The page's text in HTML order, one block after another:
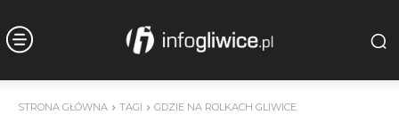
STRONA GŁÓWNA TAGI GDZIE NA ROLKACH GLIWICE